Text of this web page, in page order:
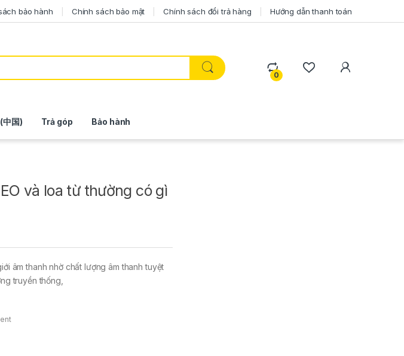
bảo hành Chính sách bảo mật Chính sách đổi trả hàng Hướng dẫn thanh toán
0
中国) Trả góp Bảo hành
và loa từ thường có gì
âm thanh nhờ chất lượng âm thanh tuyệt
truyền thống,